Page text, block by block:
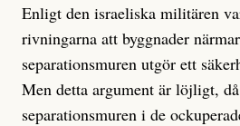
Enligt den israeliska militären
rivningarna att byggnader
separationsmuren utgör ett
Men detta argument är löjligt,
separationsmuren i de